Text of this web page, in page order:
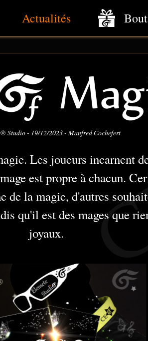
Studio - 19/12/2023 - Manfred Cochefert
Les joueurs incarnent
est propre à chacun.
de la magie, d'autres
qu'il est des mages que
joyaux.
Actualités